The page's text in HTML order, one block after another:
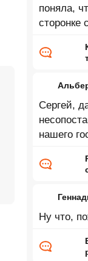
поняла,
сторонке
Сергей,
нашего
десятку
Ну что,